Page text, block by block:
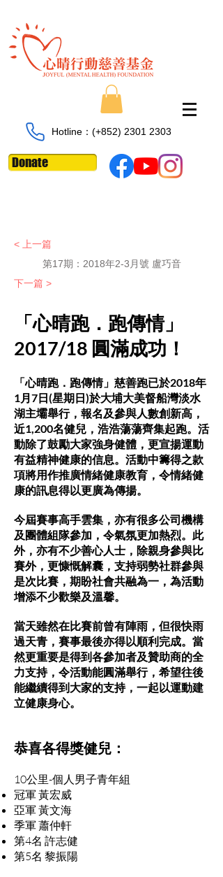
Hotline：​​(+852) 2301 2303
Donate
< 上一篇
第17期：2018年2-3月號 盧巧音
下一篇 >
「心晴跑．跑傳情」
2017/18 圓滿成功！
「心晴跑．跑傳情」慈善跑已於2018年
1月7日(星期日)於大埔大美督船灣淡水
湖主壩舉行，報名及參與人數創新高，
近1,200名健兒，浩浩蕩蕩齊集起跑。活
動除了鼓勵大家強身健體，更宣揚運動
有益精神健康的信息。活動中籌得之款
項將用作推廣情緒健康教育，令情緒健
康的訊息得以更廣為傳揚。
今屆賽事高手雲集，亦有很多公司機構
及團體組隊參加，令氣氛更加熱烈。此
外，亦有不少善心人士，除親身參與比
賽外，更慷慨解囊，支持弱勢社群參與
是次比賽，期盼社會共融為一，為活動
增添不少歡樂及溫馨。
當天雖然在比賽前曾有陣雨，但很快雨
過天青，賽事最後亦得以順利完成。當
然更重要是得到各參加者及贊助商的全
力支持，令活動能圓滿舉行，希望往後
能繼續得到大家的支持，一起以運動建
立健康身心。
恭喜各得獎健兒：
10公里-個人男子青年組
冠軍 黃宏威
亞軍 黃文海
季軍 蕭仲軒
第4名 許志健
第5名 黎振陽